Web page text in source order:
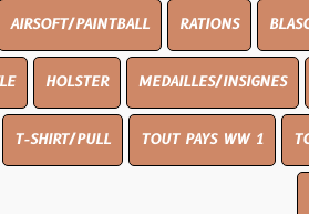
RATIONS BLASON MURAL
MEDAILLES/INSIGNES PANTALON/
TOUT PAYS WW 1 TOUT PAYS WW2